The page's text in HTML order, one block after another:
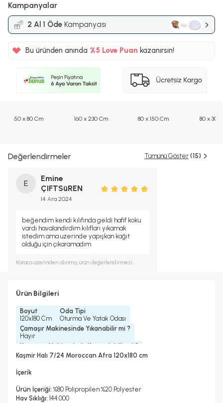
Kampanyalar
2 Al 1 Öde Kampanyası
Bu üründen anında %5
%5
Love Puan kazanırsın!
50 x 80 Cm 160 x 230 Cm 80 x 150 Cm 80 x 300
Değerlendirmeler Tümünü Göster (15)
E
Emine
ÇIFTSüREN
14 Ara 2024
beğendim kendi kılıfında geldi hafif koku
vardı havalandirdim kılıfları yıkamak
istedim ama uzerinde yapışkan kağıt
olduğu için çıkaramadım
Karaca üzerinden alınmış ürün değerlendirmesi.
Ürün Bilgileri
Boyut
120x180 Cm
Oda Tipi
Oturma Ve Yatak Odası
Çamaşır Makinesinde Yıkanabilir mi ?
Hayır
Kurutma Makinesinde Kurutulabilir mi ?
Hayır
Hayır
Kaşmir Halı 7/24 Moroccan Afra 120x180 cm
İçerik
Ürün İçeriği: %80 Polipropilen %20 Polyester
Hav Sıklığı: 144.000